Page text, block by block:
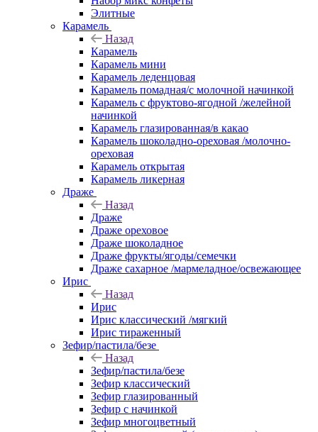
Элитные
Карамель
Назад
Карамель
Карамель мини
Карамель леденцовая
Карамель помадная/с молочной начинкой
Карамель с фруктово-ягодной /желейной
начинкой
Карамель глазированная/в какао
Карамель шоколадно-ореховая /молочно-
ореховая
Карамель открытая
Карамель ликерная
Драже
Назад
Драже
Драже ореховое
Драже шоколадное
Драже фрукты/ягоды/семечки
Драже сахарное /мармеладное/освежающее
Ирис
Назад
Ирис
Ирис классический /мягкий
Ирис тираженный
Зефир/пастила/безе
Назад
Зефир/пастила/безе
Зефир классический
Зефир глазированный
Зефир с начинкой
Зефир многоцветный